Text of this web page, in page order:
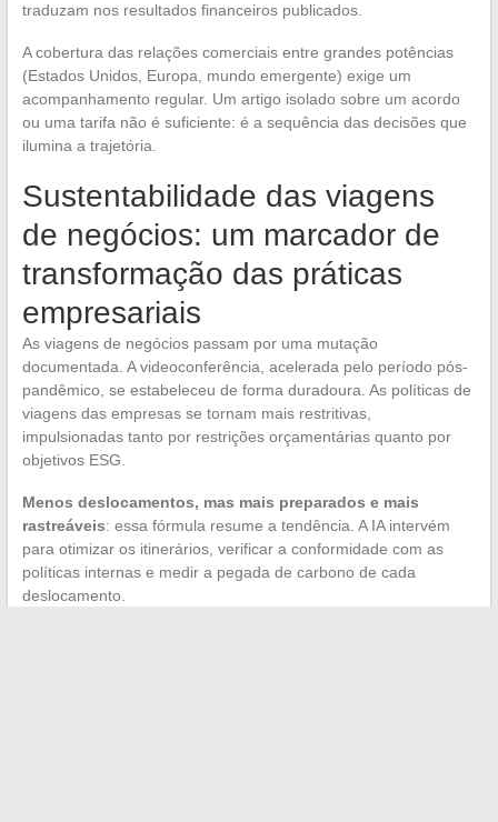
traduzam nos resultados financeiros publicados.
A cobertura das relações comerciais entre grandes potências
(Estados Unidos, Europa, mundo emergente) exige um
acompanhamento regular. Um artigo isolado sobre um acordo
ou uma tarifa não é suficiente: é a sequência das decisões que
ilumina a trajetória.
Sustentabilidade das viagens
de negócios: um marcador de
transformação das práticas
empresariais
As viagens de negócios passam por uma mutação
documentada. A videoconferência, acelerada pelo período pós-
pandêmico, se estabeleceu de forma duradoura. As políticas de
viagens das empresas se tornam mais restritivas,
impulsionadas tanto por restrições orçamentárias quanto por
objetivos ESG.
Menos deslocamentos, mas mais preparados e mais
rastreáveis: essa fórmula resume a tendência. A IA intervém
para otimizar os itinerários, verificar a conformidade com as
políticas internas e medir a pegada de carbono de cada
deslocamento.